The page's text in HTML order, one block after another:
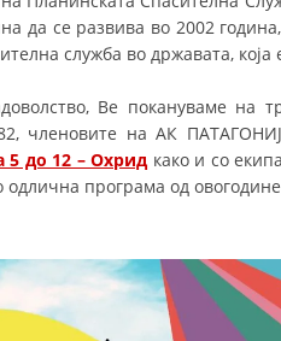
да се развива во 2002
служба во државата,
Ве покануваме на
членовите на АК
5 до 12 – Охрид како и со
програма од